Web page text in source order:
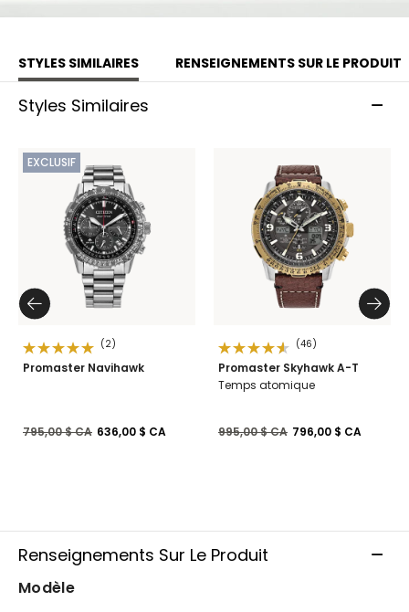
le monde entier.
STYLES SIMILAIRES RENSEIGNEMENTS SUR LE PRODUIT
Styles Similaires
EXCLUSIF
(2)
Promaster Navihawk
Prix réduit de
795,00 $ CAà636,00 $ CA
(46)
Promaster Skyhawk A-T
Temps atomique
Prix réduit de
995,00 $ CAà796,00 $ CA
Renseignements Sur Le Produit
Modèle